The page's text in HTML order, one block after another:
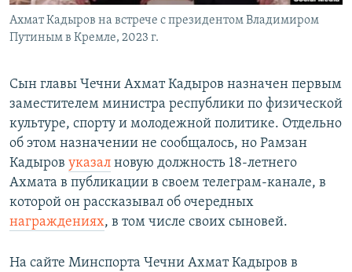
Ахмат Кадыров на встрече с президентом Владимиром
Путиным в Кремле, 2023 г.
Сын главы Чечни Ахмат Кадыров назначен первым
заместителем министра республики по физической
культуре, спорту и молодежной политике. Отдельно
об этом назначении не сообщалось, но Рамзан
Кадыров указал новую должность 18-летнего
Ахмата в публикации в своем телеграм-канале, в
которой он рассказывал об очередных
награждениях, в том числе своих сыновей.
На сайте Минспорта Чечни Ахмат Кадыров в